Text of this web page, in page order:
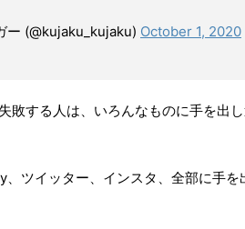
(@kujaku_kujaku) October 1, 2020
敗する人は、いろんなものに手を出
ツイッター、インスタ、全部に手